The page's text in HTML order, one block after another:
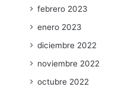
febrero 2023
enero 2023
diciembre 2022
noviembre 2022
octubre 2022